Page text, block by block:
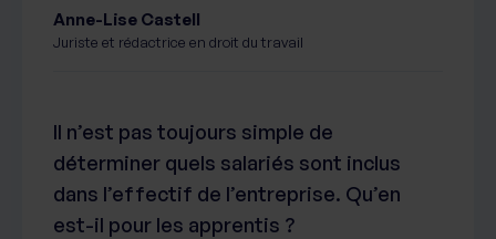
Il n’est pas toujours simple de
déterminer quels salariés sont inclus
dans l’effectif de l’entreprise. Qu’en
est-il pour les apprentis ?
Anne-Lise Castell
Juriste et rédactrice en droit du travail